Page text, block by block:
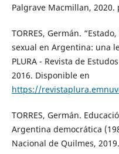
Palgrave Macmillan, 2020.
TORRES, Germán.
sexual en Argentina: una
PLURA - Revista de
2016. Disponible en
https://
TORRES, Germán.
Argentina democrática
Nacional de Quilmes, 2019.